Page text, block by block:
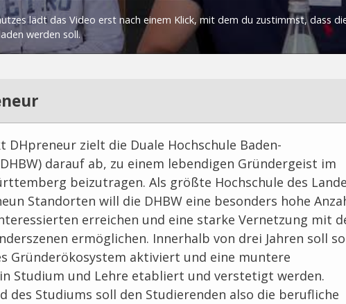
DHpreneur zielt die Duale Hochschule Baden-
darauf ab, zu einem lebendigen Gründergeist im
beizutragen. Als größte Hochschule des
Standorten will die DHBW eine besonders hohe
erreichen und eine starke Vernetzung mit
ermöglichen. Innerhalb von drei Jahren soll so
Gründerökosystem aktiviert und eine muntere
Studium und Lehre etabliert und verstetigt werden.
des Studiums soll den Studierenden also die berufliche